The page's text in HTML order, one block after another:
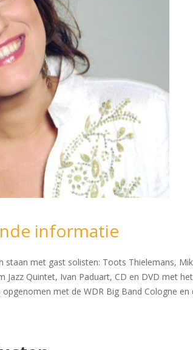
informatie
staan met gast solisten: Toots Thielemans,
Jazz Quintet, Ivan Paduart, CD en DVD met
opgenomen met de WDR Big Band Cologne